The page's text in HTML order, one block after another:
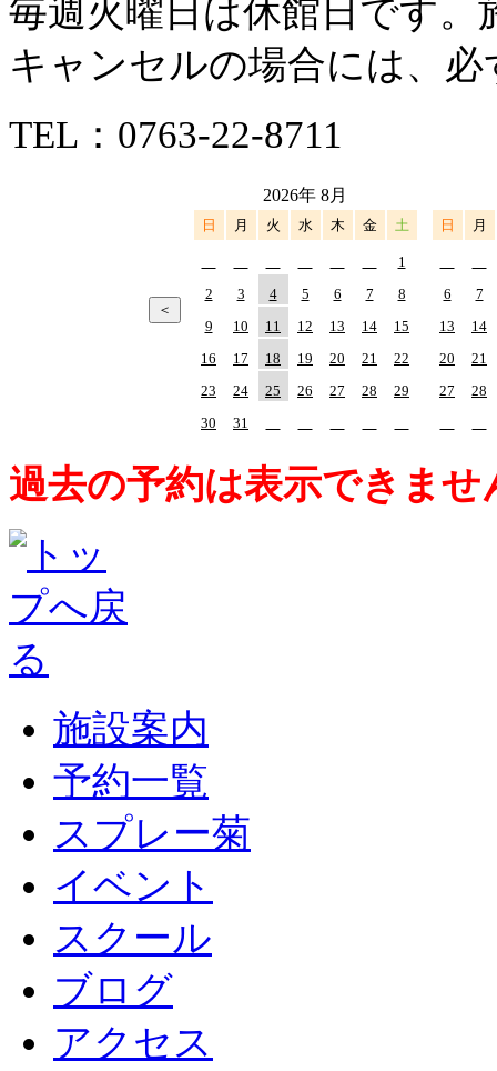
毎週火曜日は休館日です
キャンセルの場合には、
TEL： 0763-22-8711
2026年 8月
日 月 火 水 木 金 土
1
2
3 4 5 6 7
8
9
10 11 12 13 14
15
16
17 18 19 20 21
22
23
24 25 26 27 28
29
30
31
日 月
6
7
13
14
20
21
27
28
過去の予約は表示できませ
施設案内
予約一覧
スプレー菊
イベント
スクール
ブログ
アクセス